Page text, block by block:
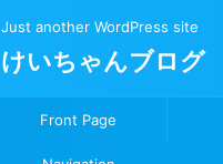
Just another WordPress site
けいちゃんブログ
Front Page